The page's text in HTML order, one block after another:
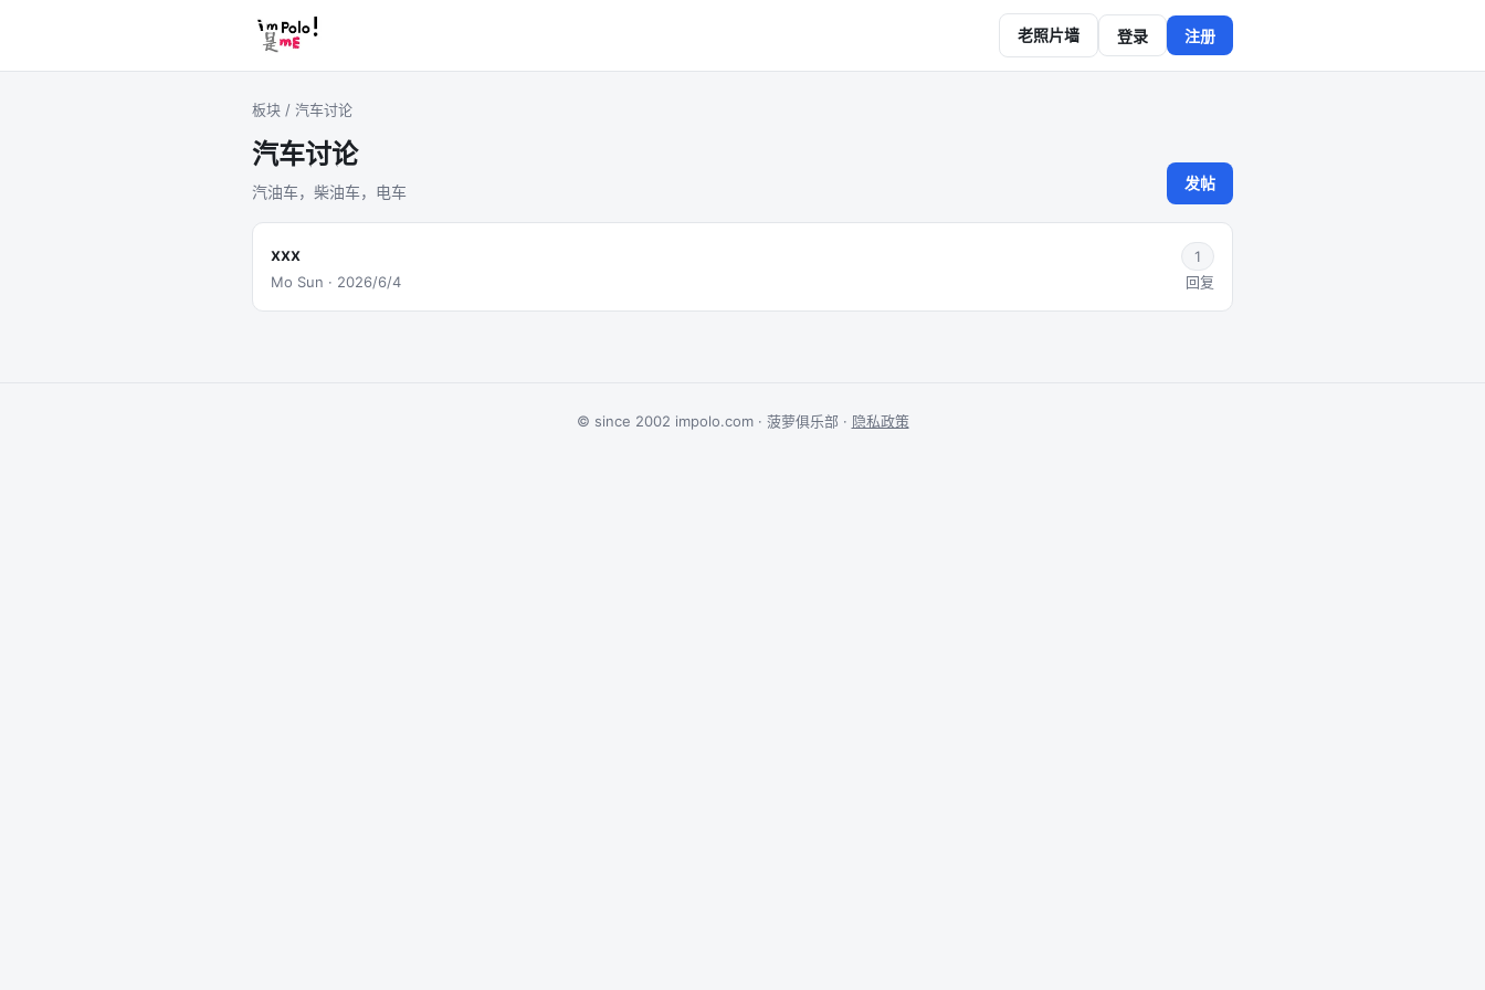
老照片墙 登录 注册
板块 / 汽车讨论
汽车讨论
汽油车，柴油车，电车 发帖
xxx
Mo Sun · 2026/6/4
1
回复
© since 2002 impolo.com · 菠萝俱乐部 · 隐私政策